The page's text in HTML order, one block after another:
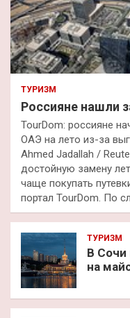
ТУРИЗМ
Россияне нашли
TourDom: россияне
ОАЭ на лето из-за
Ahmed Jadallah /
достойную замену
чаще покупать
портал TourDom. По
ТУРИЗМ
В Сочи
на